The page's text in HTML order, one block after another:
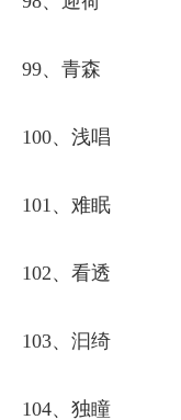
99、青森
100、浅唱
101、难眠
102、看透
103、汩绮
104、独瞳